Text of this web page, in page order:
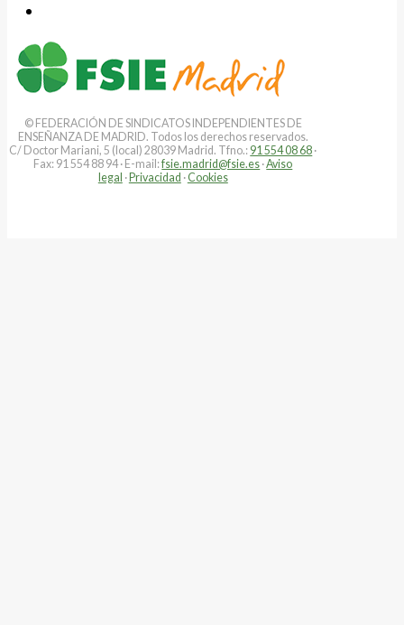
© FEDERACIÓN DE SINDICATOS INDEPENDIENTES DE
ENSEÑANZA DE MADRID. Todos los derechos reservados.
C/ Doctor Mariani, 5 (local) 28039 Madrid. Tfno.: 91 554 08 68 ·
Fax: 91 554 88 94 · E-mail:fsie.madrid@fsie.es ·Aviso
legal ·Privacidad · Cookies